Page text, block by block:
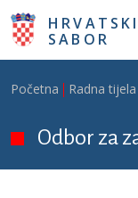
Skoči na glavni
HRVATSKI
SABOR
Breadcrumb
Početna Radna tijela
Odbor za